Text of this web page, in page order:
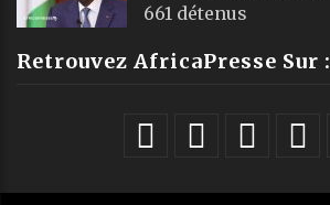
661 détenus
Retrouvez AfricaPresse Sur :